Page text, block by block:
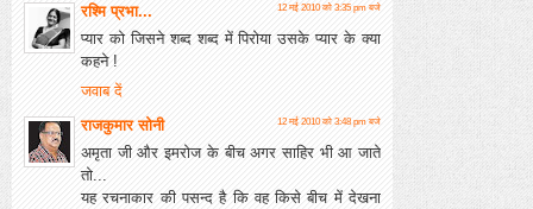
रश्मि प्रभा... 12 मई 2010 को 3:35 pm बजे
प्यार को जिसने शब्द शब्द में पिरोया उसके प्यार के क्या
कहने !
जवाब दें
राजकुमार सोनी
12 मई 2010 को 3:48 pm बजे
अमृता जी और इमरोज के बीच अगर साहिर भी आ जाते
तो...
यह रचनाकार की पसन्द है कि वह किसे बीच में देखना